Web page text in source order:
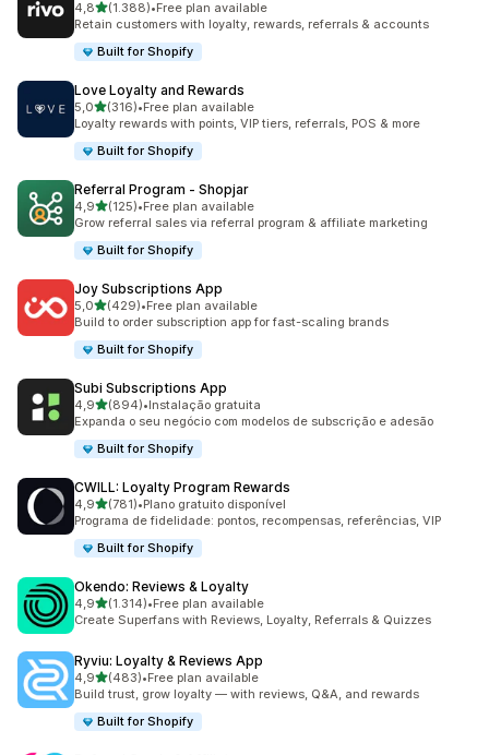
4,8de 5 estrelas
(1.388)
1388 total de avaliações
•Free plan available
Retain customers with loyalty, rewards, referrals & accounts
Built for Shopify
Love Loyalty and Rewards
5,0de 5 estrelas
(316)
316 total de avaliações
•Free plan available
Loyalty rewards with points, VIP tiers, referrals, POS & more
Built for Shopify
Referral Program ‑ Shopjar
4,9de 5 estrelas
(125)
125 total de avaliações
•Free plan available
Grow referral sales via referral program & affiliate marketing
Built for Shopify
Joy Subscriptions App
5,0de 5 estrelas
(429)
429 total de avaliações
•Free plan available
Build to order subscription app for fast-scaling brands
Built for Shopify
Subi Subscriptions App
4,9de 5 estrelas
(894)
894 total de avaliações
•Instalação gratuita
Expanda o seu negócio com modelos de subscrição e adesão
Built for Shopify
CWILL: Loyalty Program Rewards
4,9de 5 estrelas
(781)
781 total de avaliações
•Plano gratuito disponível
Programa de fidelidade: pontos, recompensas, referências, VIP
Built for Shopify
Okendo: Reviews & Loyalty
4,9de 5 estrelas
(1.314)
1314 total de avaliações
•Free plan available
Create Superfans with Reviews, Loyalty, Referrals & Quizzes
Ryviu: Loyalty & Reviews App
4,9de 5 estrelas
(483)
483 total de avaliações
•Free plan available
Build trust, grow loyalty — with reviews, Q&A, and rewards
Built for Shopify